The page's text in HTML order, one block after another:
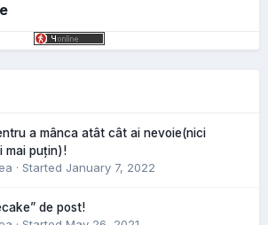
a mânca atât cât ai nevoie(nici
mai puțin)!
· Started January 7, 2022
de post!